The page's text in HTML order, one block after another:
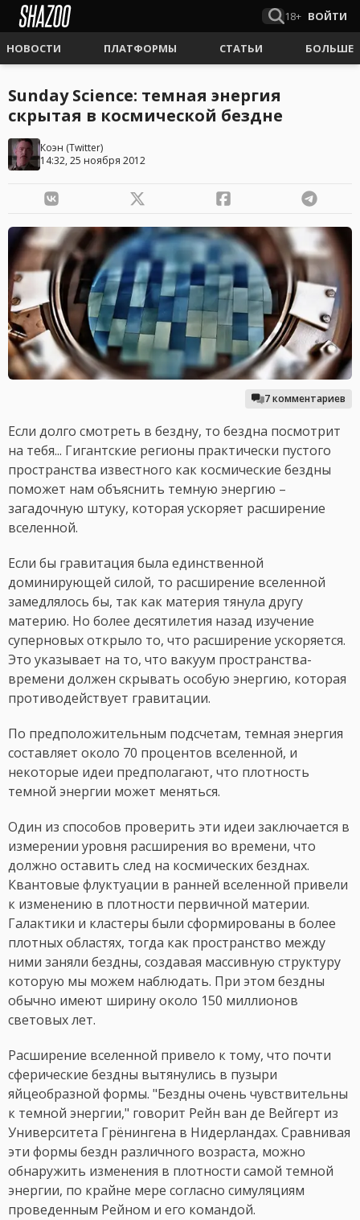
18+ ВОЙТИ
НОВОСТИ ПЛАТФОРМЫ СТАТЬИ БОЛЬШЕ
Sunday Science: темная энергия
скрытая в космической бездне
Коэн (Twitter)
14:32, 25 ноября 2012
7 комментариев
Если долго смотреть в бездну, то бездна посмотрит
на тебя... Гигантские регионы практически пустого
пространства известного как космические бездны
поможет нам объяснить темную энергию –
загадочную штуку, которая ускоряет расширение
вселенной.
Если бы гравитация была единственной
доминирующей силой, то расширение вселенной
замедлялось бы, так как материя тянула другу
материю. Но более десятилетия назад изучение
суперновых открыло то, что расширение ускоряется.
Это указывает на то, что вакуум пространства-
времени должен скрывать особую энергию, которая
противодействует гравитации.
По предположительным подсчетам, темная энергия
составляет около 70 процентов вселенной, и
некоторые идеи предполагают, что плотность
темной энергии может меняться.
Один из способов проверить эти идеи заключается в
измерении уровня расширения во времени, что
должно оставить след на космических безднах.
Квантовые флуктуации в ранней вселенной привели
к изменению в плотности первичной материи.
Галактики и кластеры были сформированы в более
плотных областях, тогда как пространство между
ними заняли бездны, создавая массивную структуру
которую мы можем наблюдать. При этом бездны
обычно имеют ширину около 150 миллионов
световых лет.
Расширение вселенной привело к тому, что почти
сферические бездны вытянулись в пузыри
яйцеобразной формы. "Бездны очень чувствительны
к темной энергии," говорит Рейн ван де Вейгерт из
Университета Грёнингена в Нидерландах. Сравнивая
эти формы бездн различного возраста, можно
обнаружить изменения в плотности самой темной
энергии, по крайне мере согласно симуляциям
проведенным Рейном и его командой.